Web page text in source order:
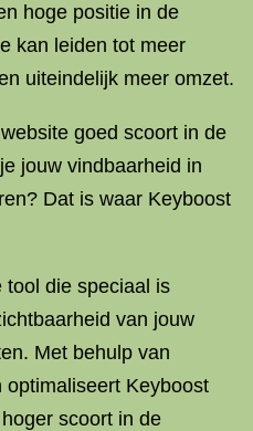
hoge positie in de
kan leiden tot meer
uiteindelijk meer omzet.
goed scoort in de
jouw vindbaarheid in
Dat is waar Keyboost
tool die speciaal is
van jouw
Met behulp van
Keyboost
scoort in de